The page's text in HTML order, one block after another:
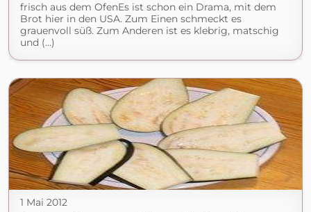
frisch aus dem OfenEs ist schon ein Drama, mit dem
Brot hier in den USA. Zum Einen schmeckt es
grauenvoll süß. Zum Anderen ist es klebrig, matschig
und (...)
1 Mai 2012